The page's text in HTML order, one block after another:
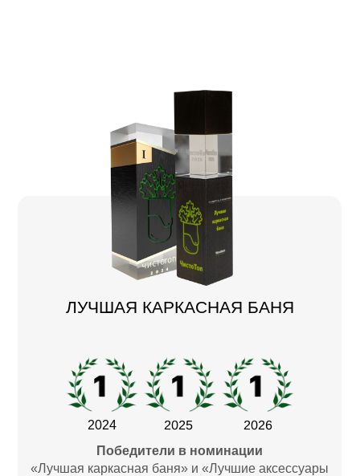
ЛУЧШАЯ КАРКАСНАЯ БАНЯ
Победители в номинации
«Лучшая каркасная баня» и «Лучшие аксессуары
2024 2025 2026